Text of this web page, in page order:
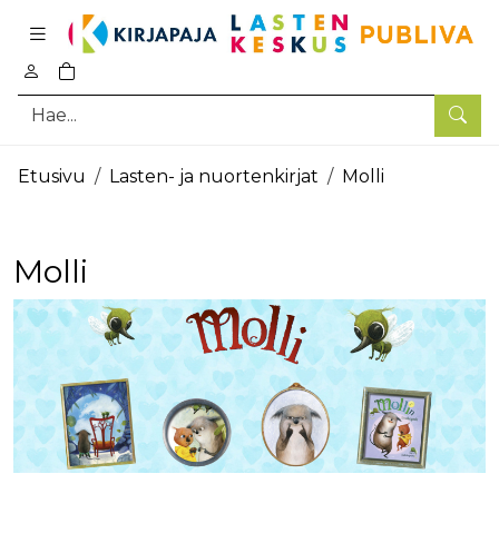
Hae
0
tuotetta ostoskorissa
Pääsisältö
Etusivu Lasten- ja nuortenkirjat Molli
Molli